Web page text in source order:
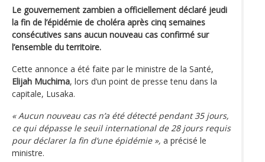
Le gouvernement zambien a officiellement déclaré jeudi
la fin de l’épidémie de choléra après cinq semaines
consécutives sans aucun nouveau cas confirmé sur
l’ensemble du territoire.
Cette annonce a été faite par le ministre de la Santé,
Elijah Muchima, lors d’un point de presse tenu dans la
capitale, Lusaka.
« Aucun nouveau cas n’a été détecté pendant 35 jours,
ce qui dépasse le seuil international de 28 jours requis
pour déclarer la fin d’une épidémie », a précisé le
ministre.